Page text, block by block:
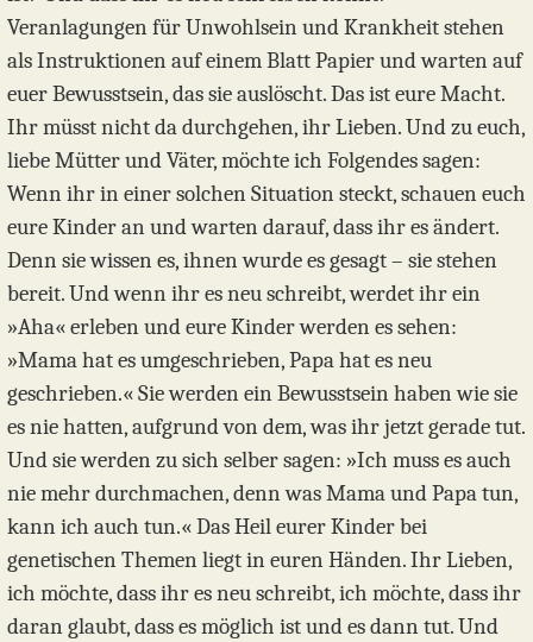
Veranlagungen für Unwohlsein und Krankheit stehen
als Instruktionen auf einem Blatt Papier und warten auf
euer Bewusstsein, das sie auslöscht. Das ist eure Macht.
Ihr müsst nicht da durchgehen, ihr Lieben. Und zu euch,
liebe Mütter und Väter, möchte ich Folgendes sagen:
Wenn ihr in einer solchen Situation steckt, schauen euch
eure Kinder an und warten darauf, dass ihr es ändert.
Denn sie wissen es, ihnen wurde es gesagt – sie stehen
bereit. Und wenn ihr es neu schreibt, werdet ihr ein
»Aha« erleben und eure Kinder werden es sehen:
»Mama hat es umgeschrieben, Papa hat es neu
geschrieben.« Sie werden ein Bewusstsein haben wie sie
es nie hatten, aufgrund von dem, was ihr jetzt gerade tut.
Und sie werden zu sich selber sagen: »Ich muss es auch
nie mehr durchmachen, denn was Mama und Papa tun,
kann ich auch tun.« Das Heil eurer Kinder bei
genetischen Themen liegt in euren Händen. Ihr Lieben,
ich möchte, dass ihr es neu schreibt, ich möchte, dass ihr
daran glaubt, dass es möglich ist und es dann tut. Und